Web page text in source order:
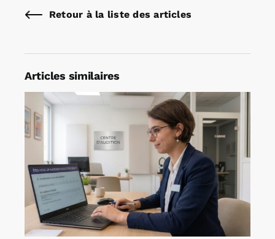
Retour à la liste des articles
Articles similaires